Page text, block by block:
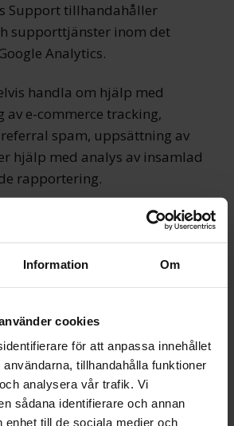
Information Om
cookies
för att anpassa innehållet
tillhandahålla funktioner
analysera vår trafik. Vi
sådana identifierare och annan
enhet till de sociala medier och
Support tillhandahåller
supporttjänster inom det
Analytics.
handla om hjälp med
av e-commerce tracking,
spam, uppsättning av
hjälp med analys av insamlad
rapportering.
utbildning skräddarsys
och önskemål du
har.
sker (om möjligt) utifrån ditt